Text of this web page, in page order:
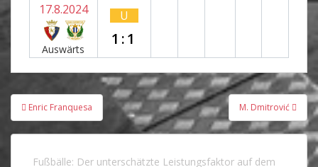
17.8.2024
Auswärts
U
1:1
Beitragsnavigation
Enric Franquesa M. Dmitrović
Fußbälle: Der unterschätzte Leistungsfaktor auf dem